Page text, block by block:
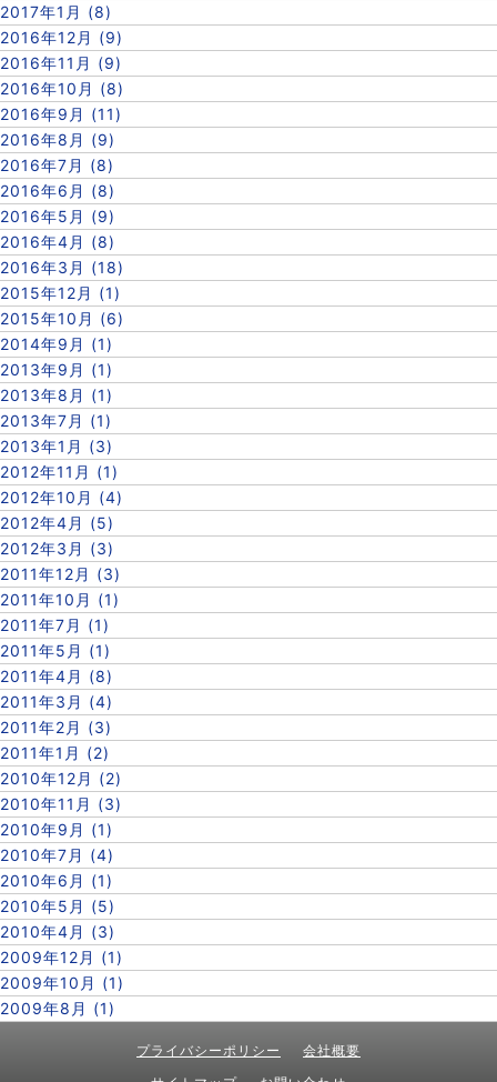
2017年1月 (8)
2016年12月 (9)
2016年11月 (9)
2016年10月 (8)
2016年9月 (11)
2016年8月 (9)
2016年7月 (8)
2016年6月 (8)
2016年5月 (9)
2016年4月 (8)
2016年3月 (18)
2015年12月 (1)
2015年10月 (6)
2014年9月 (1)
2013年9月 (1)
2013年8月 (1)
2013年7月 (1)
2013年1月 (3)
2012年11月 (1)
2012年10月 (4)
2012年4月 (5)
2012年3月 (3)
2011年12月 (3)
2011年10月 (1)
2011年7月 (1)
2011年5月 (1)
2011年4月 (8)
2011年3月 (4)
2011年2月 (3)
2011年1月 (2)
2010年12月 (2)
2010年11月 (3)
2010年9月 (1)
2010年7月 (4)
2010年6月 (1)
2010年5月 (5)
2010年4月 (3)
2009年12月 (1)
2009年10月 (1)
2009年8月 (1)
プライバシーポリシー
会社概要